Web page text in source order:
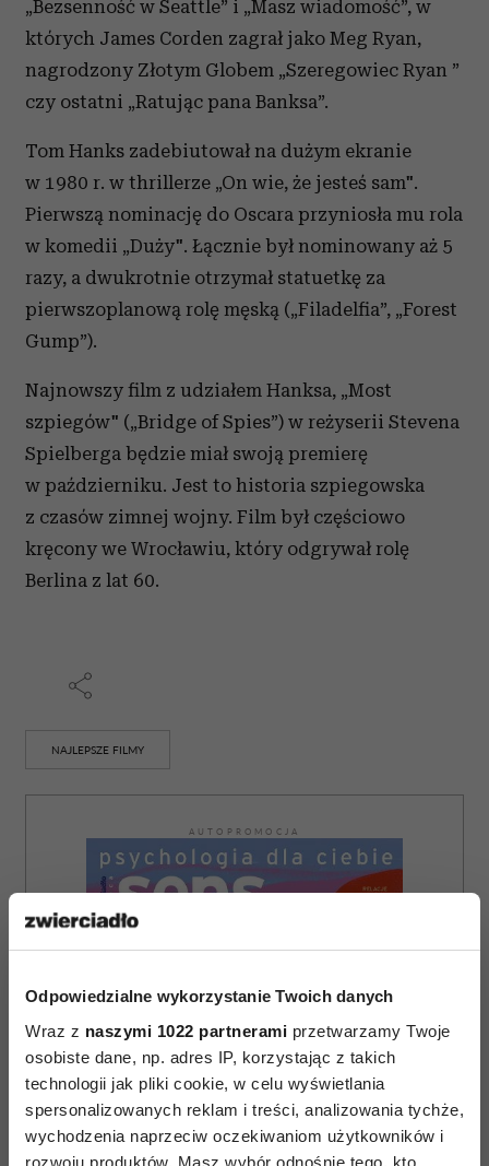
Odpowiedzialne wykorzystanie Twoich danych
Wraz z naszymi 1022 partnerami przetwarzamy Twoje
osobiste dane, np. adres IP, korzystając z takich
technologii jak pliki cookie, w celu wyświetlania
spersonalizowanych reklam i treści, analizowania tychże,
wychodzenia naprzeciw oczekiwaniom użytkowników i
rozwoju produktów. Masz wybór odnośnie tego, kto
„Bezsenność w Seattle” i „Masz wiadomość”, w
których James Corden zagrał jako Meg Ryan,
nagrodzony Złotym Globem „Szeregowiec Ryan ”
czy ostatni „Ratując pana Banksa”.
Tom Hanks zadebiutował na dużym ekranie
w 1980 r. w thrillerze „On wie, że jesteś sam".
Pierwszą nominację do Oscara przyniosła mu rola
w komedii „Duży". Łącznie był nominowany aż 5
razy, a dwukrotnie otrzymał statuetkę za
pierwszoplanową rolę męską („Filadelfia”, „Forest
Gump”).
Najnowszy film z udziałem Hanksa, „Most
szpiegów" („Bridge of Spies”) w reżyserii Stevena
Spielberga będzie miał swoją premierę
w październiku. Jest to historia szpiegowska
z czasów zimnej wojny. Film był częściowo
kręcony we Wrocławiu, który odgrywał rolę
Berlina z lat 60.
NAJLEPSZE FILMY
AUTOPROMOCJA